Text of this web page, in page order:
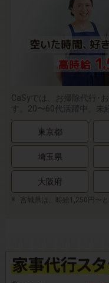
CaSyでは、お掃除代行･
す。20〜60代活躍中。未
東京都
埼玉県
大阪府
宮城県は、時給1,250円〜と